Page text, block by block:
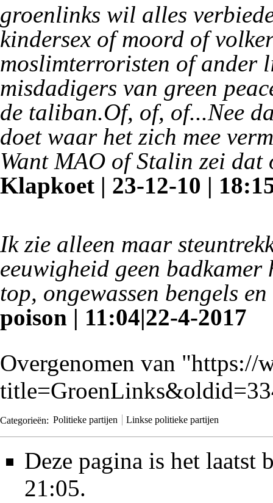
groenlinks wil alles
kindersex of moord of
moslimterroristen of ander
misdadigers van green
de taliban.Of, of, of...Nee
doet waar het zich mee
Want MAO of Stalin zei dat
Klapkoet | 23-12-10 |
Ik zie alleen maar
eeuwigheid geen
top, ongewassen bengels
poison | 11:04|22-4-2017
Overgenomen van "https://
Categorieën: Politieke partijen Linkse politieke partijen
Deze pagina is het laatst
21:05.